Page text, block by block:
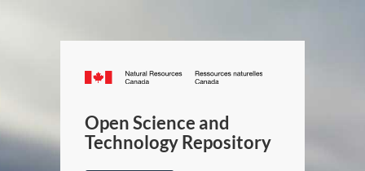
Canada.ca
/
Canada
Open Science and
Technology Repository